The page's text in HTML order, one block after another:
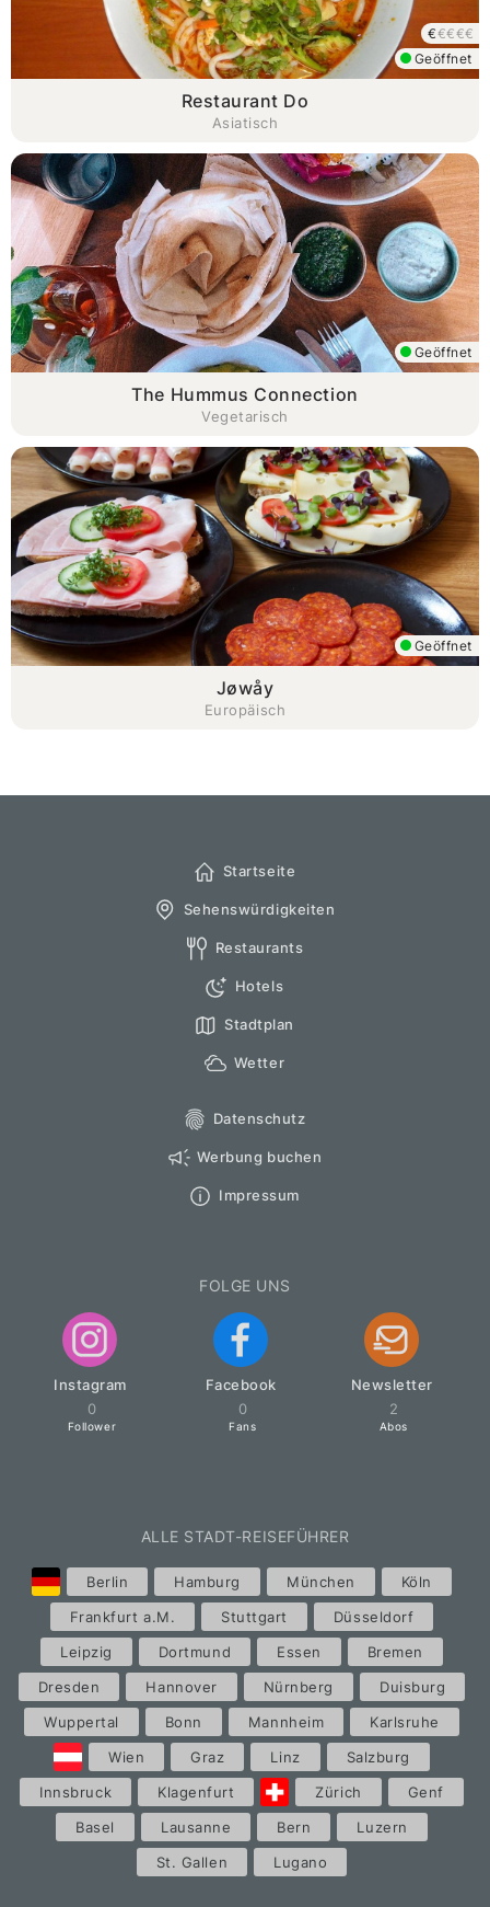
Restaurant Do
Asiatisch
Geöffnet
€€€€€
The Hummus Connection
Vegetarisch
Geöffnet
Jøwåy
Europäisch
Geöffnet
Startseite
Sehenswürdigkeiten
Restaurants
Hotels
Stadtplan
Wetter
Datenschutz
Werbung buchen
Impressum
FOLGE UNS
Instagram
0
Follower
Facebook
0
Fans
Newsletter
2
Abos
ALLE STADT-REISEFÜHRER
Berlin Hamburg München
Köln
Frankfurt a.M.
Stuttgart
Düsseldorf
Leipzig
Dortmund Essen
Bremen
Dresden
Hannover Nürnberg
Duisburg
Wuppertal
Bonn Mannheim
Karlsruhe
Wien
Graz Linz
Salzburg
Innsbruck
Klagenfurt Zürich
Genf
Basel
Lausanne Bern
Luzern
St. Gallen
Lugano